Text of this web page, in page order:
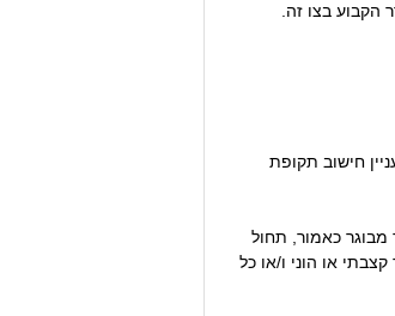
הקבוע בצו זה.
לעניין חישוב תקופת
על עובד מבוגר כאמור, תחול
קצבתי או הוני ו/או כל